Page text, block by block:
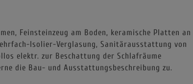
Feinsteinzeug am Boden, keramische Platten an
Isolier-Verglasung, Sanitärausstattung von
elektr. zur Beschattung der Schlafräume
die Bau- und Ausstattungsbeschreibung zu.